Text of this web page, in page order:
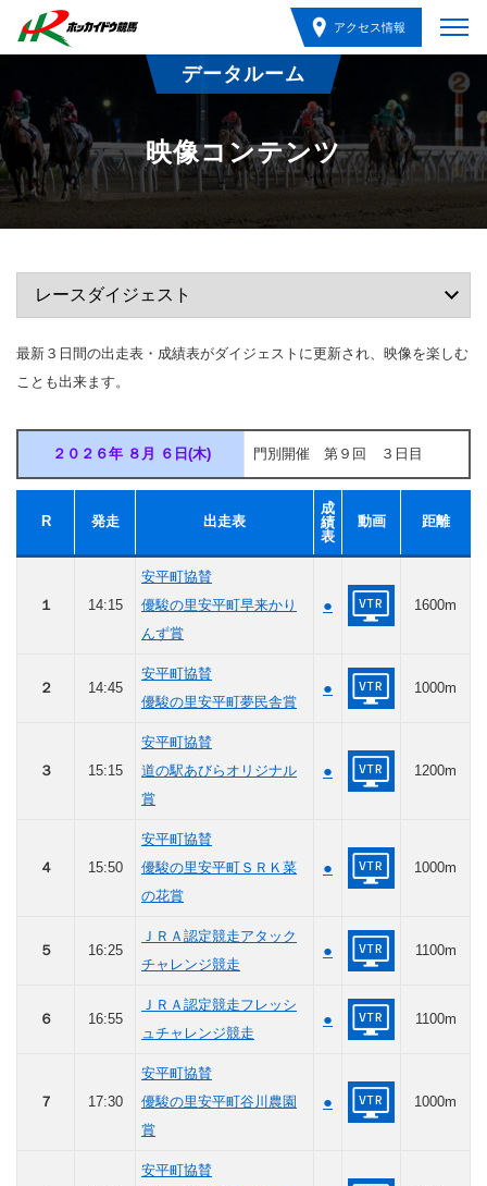
アクセス情報
データルーム
映像コンテンツ
最新３日間の出走表・成績表がダイジェストに更新され、映像を楽しむ
ことも出来ます。
２０２６年 ８月 ６日(木) 門別開催 第９回 ３日目
R 発走 出走表
成
績
表
動画 距離
１ 14:15
安平町協賛
優駿の里安平町早来かり
んず賞
● 1600m
２ 14:45
安平町協賛
優駿の里安平町夢民舎賞
● 1000m
３ 15:15
安平町協賛
道の駅あびらオリジナル
賞
● 1200m
４ 15:50
安平町協賛
優駿の里安平町ＳＲＫ菜
の花賞
● 1000m
５ 16:25
ＪＲＡ認定競走アタック
チャレンジ競走
● 1100m
６ 16:55
ＪＲＡ認定競走フレッシ
ュチャレンジ競走
● 1100m
７ 17:30
安平町協賛
優駿の里安平町谷川農園
賞
● 1000m
安平町協賛